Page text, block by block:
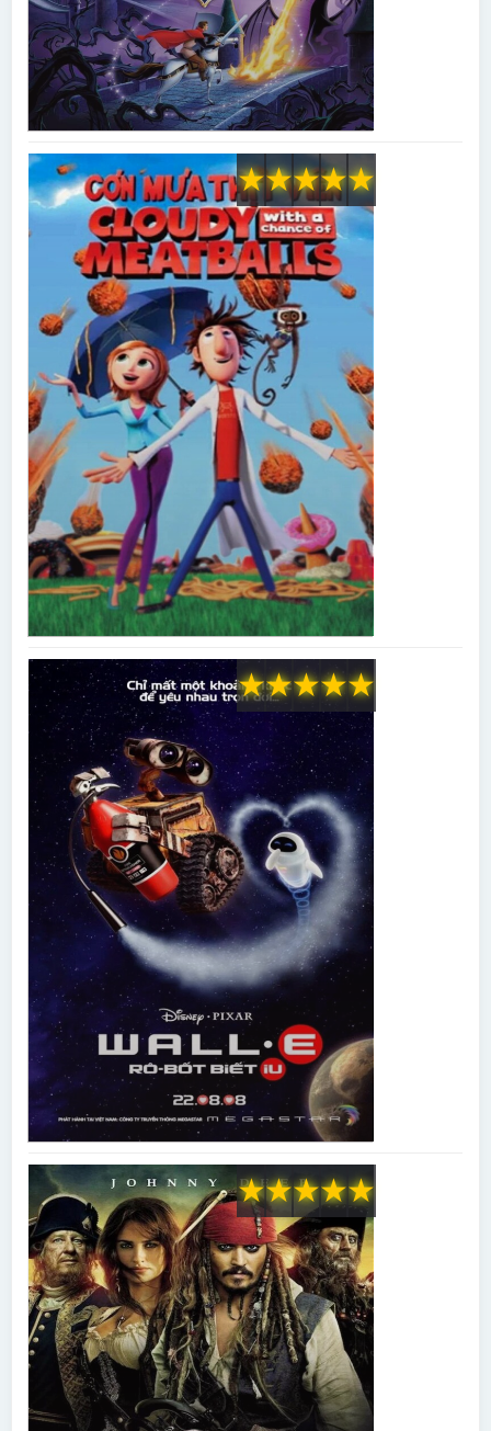
★
★
★
★
★
★
★
★
★
★
★
★
★
★
★